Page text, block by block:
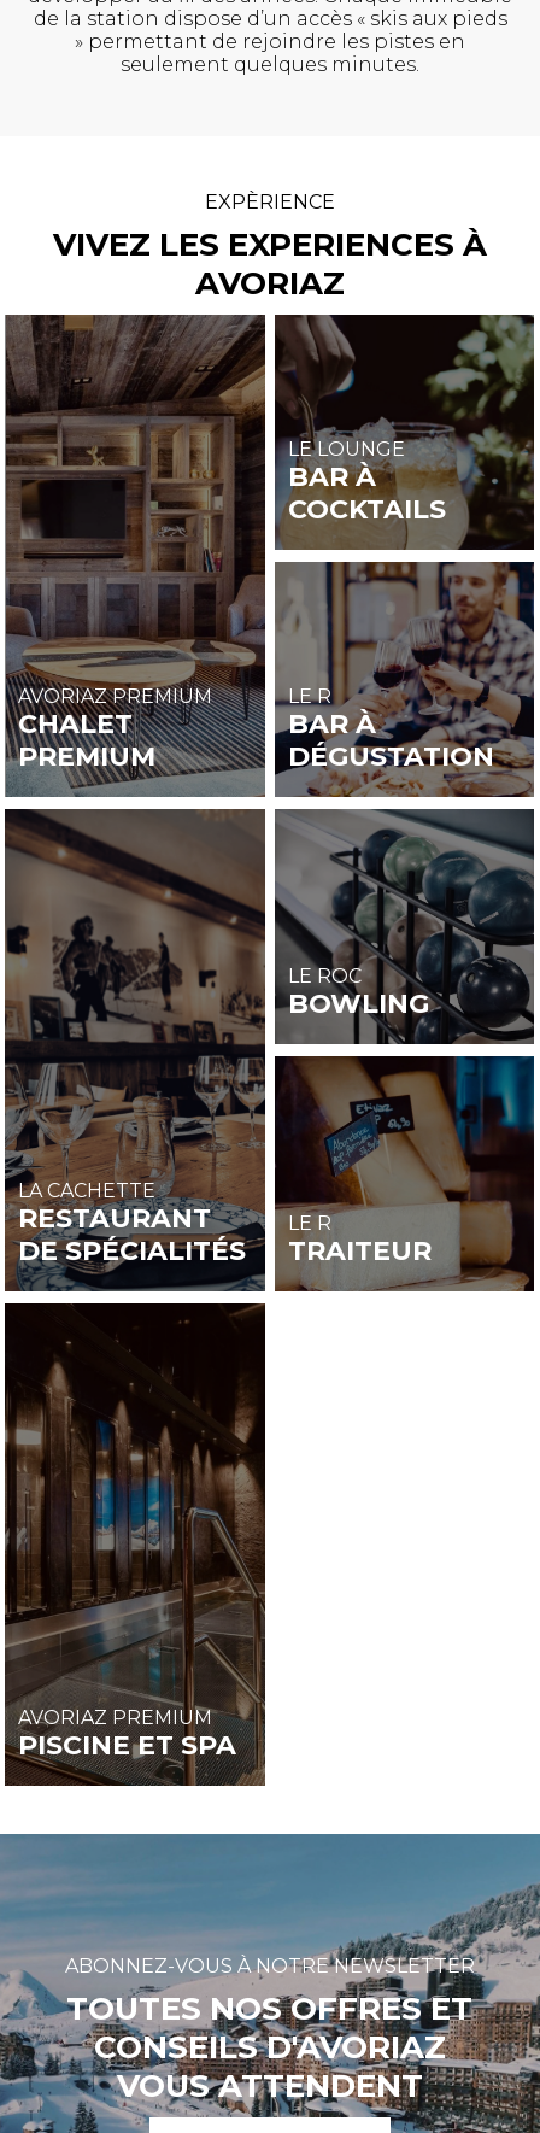
de la station dispose d’un accès « skis aux pieds
» permettant de rejoindre les pistes en
seulement quelques minutes.
EXPÈRIENCE
VIVEZ LES EXPERIENCES À
AVORIAZ
AVORIAZ PREMIUM
CHALET
PREMIUM
LE LOUNGE
BAR À
COCKTAILS
LE R
BAR À
DÉGUSTATION
LA CACHETTE
RESTAURANT
DE SPÉCIALITÉS
LE ROC
BOWLING
LE R
TRAITEUR
AVORIAZ PREMIUM
PISCINE ET SPA
ABONNEZ-VOUS À NOTRE NEWSLETTER
TOUTES NOS OFFRES ET
CONSEILS D'AVORIAZ
VOUS ATTENDENT